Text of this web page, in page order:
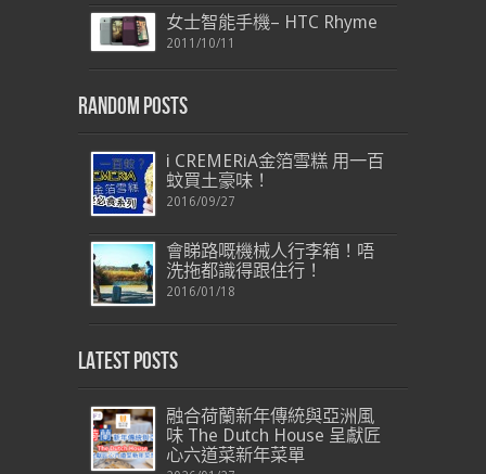
女士智能手機– HTC Rhyme
2011/10/11
Random Posts
i CREMERiA金箔雪糕 用一百
蚊買土豪味！
2016/09/27
會睇路嘅機械人行李箱！唔
洗拖都識得跟住行！
2016/01/18
Latest Posts
融合荷蘭新年傳統與亞洲風
味 The Dutch House 呈獻匠
心六道菜新年菜單